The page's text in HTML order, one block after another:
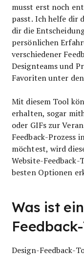
musst erst noch
passt. Ich helfe dir
dir die
persönlichen
verschiedener
Designteams und
Favoriten unter
Mit diesem Tool
erhalten, sogar
oder GIFs zur
Feedback-Prozess
möchtest, wird
Website-Feedback-
besten Optionen
Was ist
Design-Feedback-